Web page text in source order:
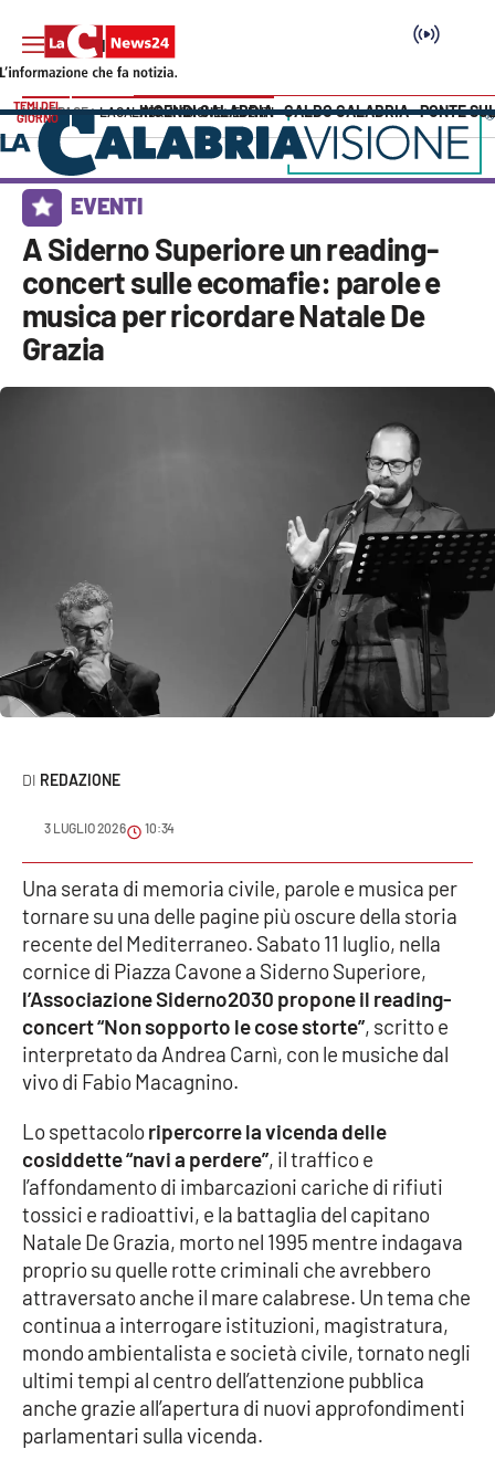
SEZIONI
Cronaca
Politica
Attualità
Cultura
Podcast
Editoriali
Ambiente
Cronaca
Cultura
Economia e Lavoro
Politica
Sanità
Società
Sport
RUBRICHE
Good Morning Vietnam
Vai
TEMI DEL
GIORNO
INCENDI CALABRIA CALDO CALABRIA PONTE
HOME PAGE LACALABRIAVISIONE EVENTI
EVENTI
A Siderno Superiore un reading-
concert sulle ecomafie: parole e
musica per ricordare Natale De
Grazia
REDAZIONE
3 LUGLIO 2026 10:34
Una serata di memoria civile, parole e musica per
tornare su una delle pagine più oscure della storia
recente del Mediterraneo. Sabato 11 luglio, nella
cornice di Piazza Cavone a Siderno Superiore,
l’Associazione Siderno2030 propone il reading-
concert “Non sopporto le cose storte”, scritto e
interpretato da Andrea Carnì, con le musiche dal
vivo di Fabio Macagnino.
Lo spettacoloripercorre la vicenda delle
cosiddette “navi a perdere”, il traffico e
l’affondamento di imbarcazioni cariche di rifiuti
tossici e radioattivi, e la battaglia del capitano
Natale De Grazia, morto nel 1995 mentre indagava
proprio su quelle rotte criminali che avrebbero
attraversato anche il mare calabrese. Un tema che
continua a interrogare istituzioni, magistratura,
mondo ambientalista e società civile, tornato negli
ultimi tempi al centro dell’attenzione pubblica
anche grazie all’apertura di nuovi approfondimenti
parlamentari sulla vicenda.